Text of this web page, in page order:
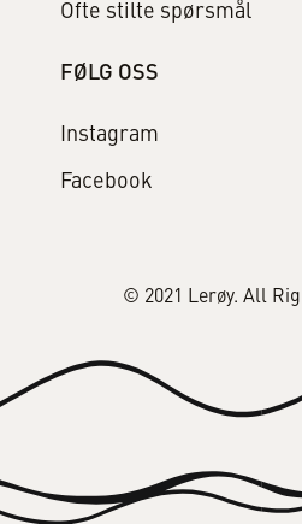
Ofte stilte spørsmål
FØLG OSS
Instagram
Facebook
© 2021 Lerøy. All